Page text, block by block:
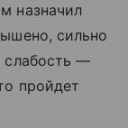
назначил
сильно
слабость —
пройдет